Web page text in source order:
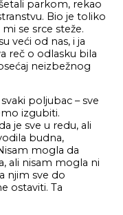
parkom, rekao
Bio je toliko
se srce steže.
veći od nas, i ja
reč o odlasku bila
neizbežnog
poljubac – sve
izgubiti.
je sve u redu, ali
budna,
mogla da
ali nisam mogla ni
njim sve do
ostaviti. Ta